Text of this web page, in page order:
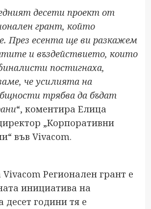
десети проект от
грант, който
През есента ще ви разкажем
и въздействието, които
постигнаха,
че усилията на
трябва да бъдат
“, коментира Елица
„Корпоративни
във Vivacom.
Регионален грант е
инициатива на
десет години тя е